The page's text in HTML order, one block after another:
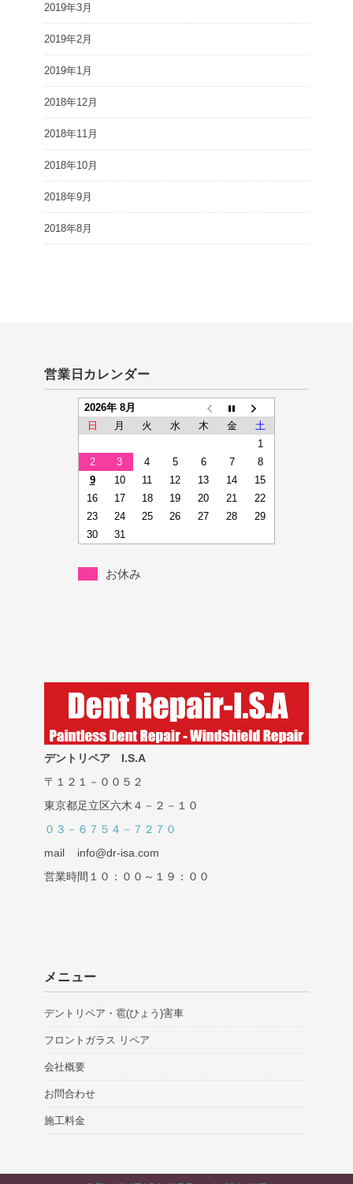
2019年3月
2019年2月
2019年1月
2018年12月
2018年11月
2018年10月
2018年9月
2018年8月
営業日カレンダー
2026年 8月
日
月 火 水 木 金
土
1
2
3 4 5 6 7
8
9
10 11 12 13 14
15
16
17 18 19 20 21
22
23
24 25 26 27 28
29
30
31
お休み
デントリペア I.S.A
〒１２１－００５２
東京都足立区六木４－２－１０
０３－６７５４－７２７０
mail info@dr-isa.com
営業時間１０：００～１９：００
メニュー
デントリペア・雹(ひょう)害車
フロントガラス リペア
会社概要
お問合わせ
施工料金